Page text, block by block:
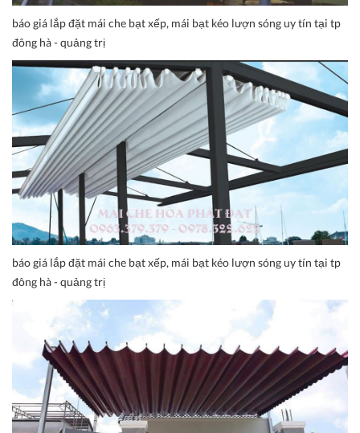
báo giá lắp đặt mái che bạt xếp, mái bạt kéo lượn sóng uy tín tại tp
đông hà - quảng trị
báo giá lắp đặt mái che bạt xếp, mái bạt kéo lượn sóng uy tín tại tp
đông hà - quảng trị